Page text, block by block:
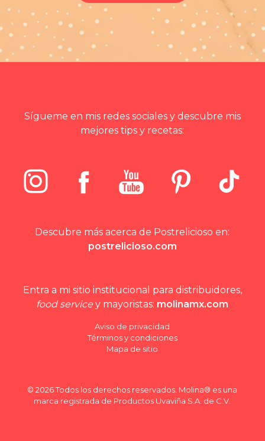
Sígueme en mis redes sociales y descubre mis
mejores tips y recetas:
Descubre más acerca de Postrelicioso en:
postrelicioso.com
Entra a mi sitio institucional para distribuidores,
food service y mayoristas: molinamx.com
Aviso de privacidad
Términos y condiciones
Mapa de sitio
© 2026 Todos los derechos reservados. Molina® es una
marca registrada de Productos Uvaviña S.A. de C.V.